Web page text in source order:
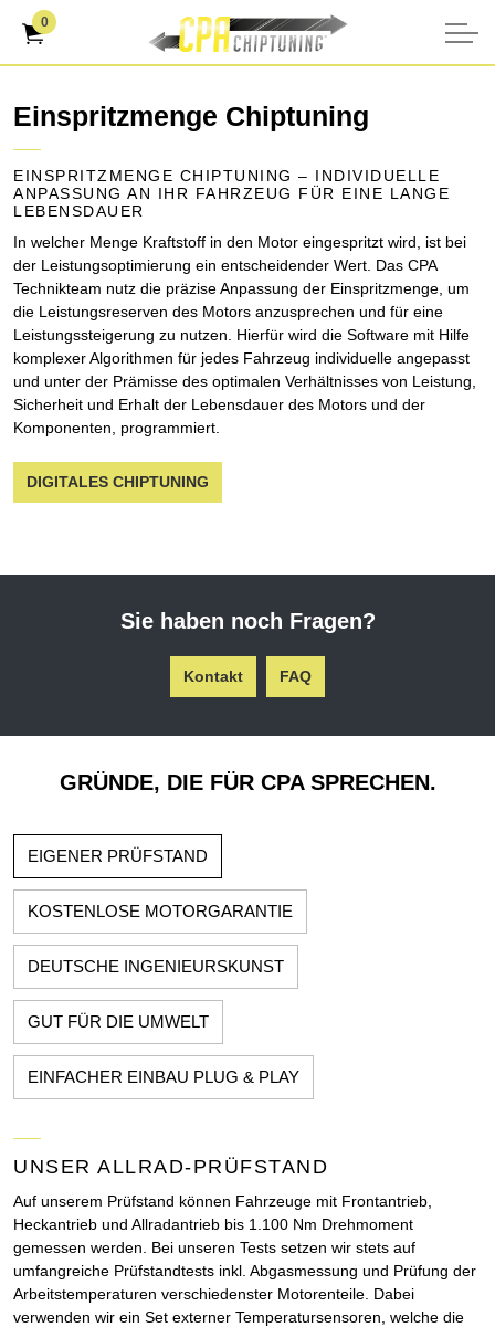
0
Einspritzmenge Chiptuning
EINSPRITZMENGE CHIPTUNING – INDIVIDUELLE
ANPASSUNG AN IHR FAHRZEUG FÜR EINE LANGE
LEBENSDAUER
In welcher Menge Kraftstoff in den Motor eingespritzt wird, ist bei
der Leistungsoptimierung ein entscheidender Wert. Das CPA
Technikteam nutz die präzise Anpassung der Einspritzmenge, um
die Leistungsreserven des Motors anzusprechen und für eine
Leistungssteigerung zu nutzen. Hierfür wird die Software mit Hilfe
komplexer Algorithmen für jedes Fahrzeug individuelle angepasst
und unter der Prämisse des optimalen Verhältnisses von Leistung,
Sicherheit und Erhalt der Lebensdauer des Motors und der
Komponenten, programmiert.
DIGITALES CHIPTUNING
Sie haben noch Fragen?
Kontakt FAQ
GRÜNDE, DIE FÜR CPA SPRECHEN.
EIGENER PRÜFSTAND
KOSTENLOSE MOTORGARANTIE
DEUTSCHE INGENIEURSKUNST
GUT FÜR DIE UMWELT
EINFACHER EINBAU PLUG & PLAY
UNSER ALLRAD-PRÜFSTAND
Auf unserem Prüfstand können Fahrzeuge mit Frontantrieb,
Heckantrieb und Allradantrieb bis 1.100 Nm Drehmoment
gemessen werden. Bei unseren Tests setzen wir stets auf
umfangreiche Prüfstandtests inkl. Abgasmessung und Prüfung der
Arbeitstemperaturen verschiedenster Motorenteile. Dabei
verwenden wir ein Set externer Temperatursensoren, welche die